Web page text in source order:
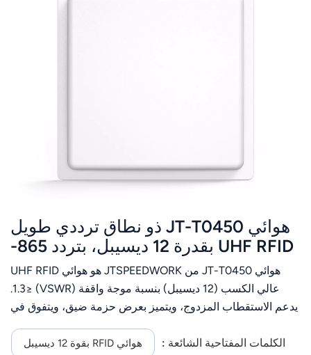
Melayu
Polski
แบบไทย
Tiếng Việt
Indonesia
هوائي JT-T0450 ذو نطاق ترددي طويل
UHF RFID بقدرة 12 ديسيبل، بتردد 865-
868/902-928 ميجاهرتز
هوائي JT-T0450 من JTSPEEDWORK هو هوائي UHF RFID
عالي الكسب (12 ديسيبل) بنسبة موجة واقفة (VSWR) ≤1.3.
يدعم الاستقطاب المزدوج، ويتميز بعرض حزمة ضيق، ويتفوق في
مع الظروف البيئية.
الكلمات المفتاحية الشائعة : هوائي RFID بقوة 12 ديسيبل